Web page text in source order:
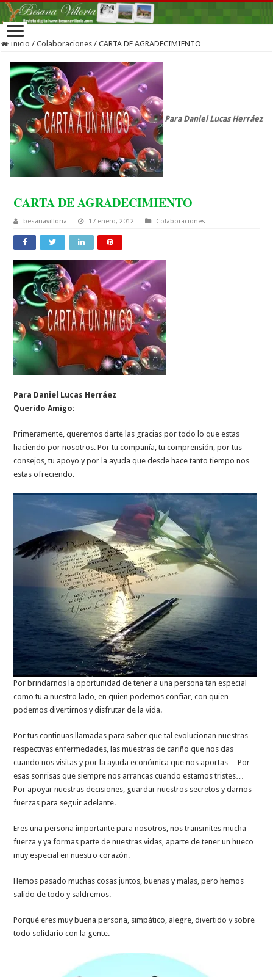
Inicio / Colaboraciones / CARTA DE AGRADECIMIENTO
Para Daniel Lucas Herráez
CARTA DE AGRADECIMIENTO
besanavilloria 17 enero, 2012 Colaboraciones
Para Daniel Lucas Herráez
Querido Amigo:
Primeramente, queremos darte las gracias por todo lo que estas
haciendo por nosotros. Por tu compañía, tu comprensión, por tus
consejos, tu apoyo y por la ayuda que desde hace tanto tiempo nos
estas ofreciendo.
Por brindarnos la oportunidad de tener a una persona tan especial
como tu a nuestro lado, en quien podemos confiar, con quien
podemos divertirnos y disfrutar de la vida.
Por tus continuas llamadas para saber que tal evolucionan nuestras
respectivas enfermedades, las muestras de cariño que nos das
cuando nos visitas y por la ayuda económica que nos aportas… Por
esas sonrisas que siempre nos arrancas cuando estamos tristes…
Por apoyar nuestras decisiones, guardar nuestros secretos y darnos
fuerzas para seguir adelante.
Eres una persona importante para nosotros, nos transmites mucha
fuerza y ya formas parte de nuestras vidas, aparte de tener un hueco
muy especial en nuestro corazón.
Hemos pasado muchas cosas juntos, buenas y malas, pero hemos
salido de todo y saldremos.
Porqué eres muy buena persona, simpático, alegre, divertido y sobre
todo solidario con la gente.